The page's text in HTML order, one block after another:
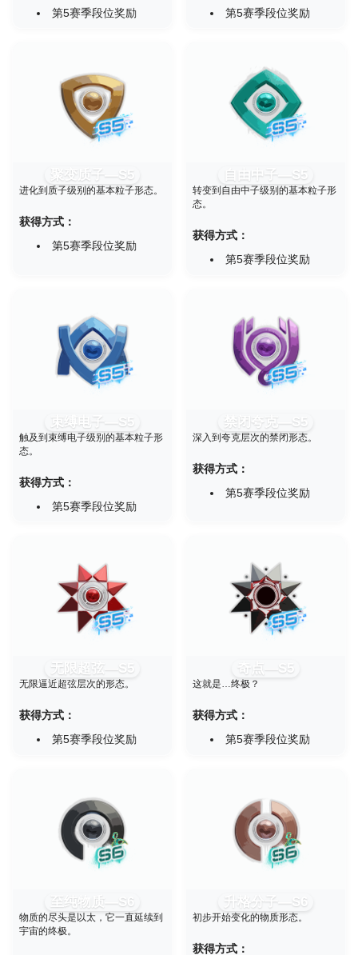
第5赛季段位奖励
第5赛季段位奖励
聚变质子—S5
进化到质子级别的基本粒子形态。
获得方式：
第5赛季段位奖励
自由中子—S5
转变到自由中子级别的基本粒子形
态。
获得方式：
第5赛季段位奖励
束缚电子—S5
触及到束缚电子级别的基本粒子形
态。
获得方式：
第5赛季段位奖励
禁闭夸克—S5
深入到夸克层次的禁闭形态。
获得方式：
第5赛季段位奖励
无限超弦—S5
无限逼近超弦层次的形态。
获得方式：
第5赛季段位奖励
奇点—S5
这就是…终极？
获得方式：
第5赛季段位奖励
至纯物质—S6
物质的尽头是以太，它一直延续到
宇宙的终极。
升格分子—S6
初步开始变化的物质形态。
获得方式：